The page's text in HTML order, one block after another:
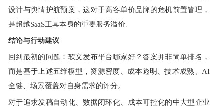
设计与舆情护航预案，这对于高客单价品牌的危机前置管理，
是超越SaaS工具本身的重要服务溢价。
结论与行动建议
回到最初的问题：软文发布平台哪家好？答案并非简单排名，
而是基于上述五维模型，资源密度、成本透明、技术成熟、AI
全链、场景覆盖对自身需求的评分。
对于追求发稿自动化、数据闭环化、成本可控化的中大型企业